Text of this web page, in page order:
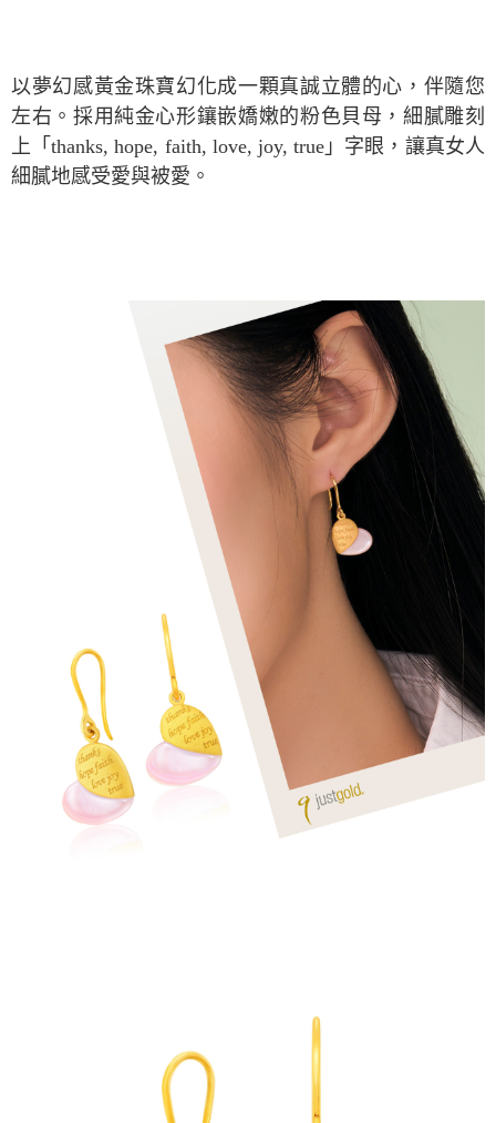
以夢幻感黃金珠寶幻化成一顆真誠立體的心，伴隨您
左右。採用純金心形鑲嵌嬌嫩的粉色貝母，細膩雕刻
上「thanks, hope, faith, love, joy, true」字眼，讓真女人
細膩地感受愛與被愛。